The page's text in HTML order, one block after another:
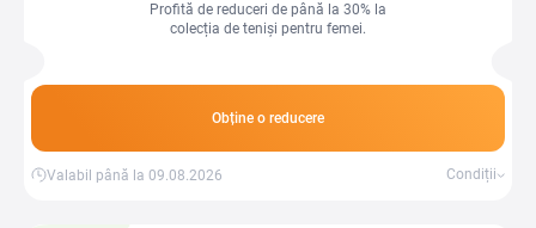
Profită de reduceri de până la 30% la
colecția de teniși pentru femei.
Obține o reducere
Valabil până la 09.08.2026 Condiții